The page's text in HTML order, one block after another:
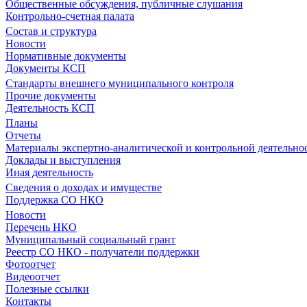
Общественные обсуждения, публичные слушания
Контрольно-счетная палата
Состав и структура
Новости
Нормативные документы
Документы КСП
Стандарты внешнего муниципального контроля
Прочие документы
Деятельность КСП
Планы
Отчеты
Материалы экспертно-аналитической и контрольной
Доклады и выступления
Иная деятельность
Сведения о доходах и имуществе
Поддержка СО НКО
Новости
Перечень НКО
Муниципальный социальный грант
Реестр СО НКО - получатели поддержки
Фотоотчет
Видеоотчет
Полезные ссылки
Контакты